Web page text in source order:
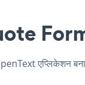
Form
एप्लिकेशन